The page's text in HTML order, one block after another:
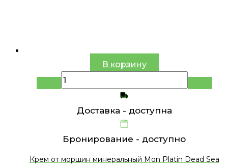
В корзину
Доставка - доступна
Бронирование - доступно
Крем от морщин минеральный Mon Platin Dead Sea